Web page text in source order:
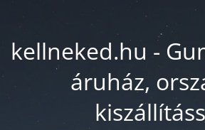
kellneked.hu -
áruház,